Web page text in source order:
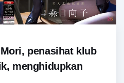
penasihat klub
menghidupkan